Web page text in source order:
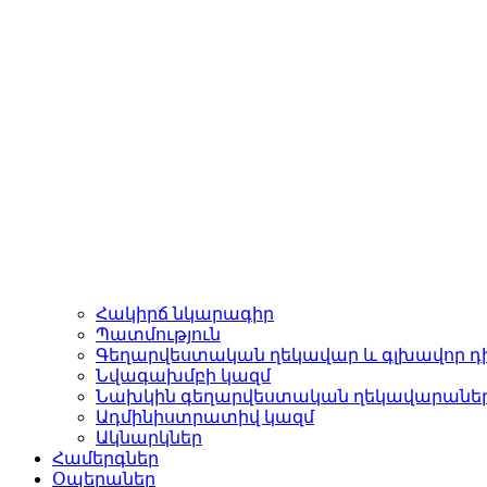
Հակիրճ նկարագիր
Պատմություն
Գեղարվեստական ղեկավար և գլխավոր
Նվագախմբի կազմ
Նախկին գեղարվեստական
Ադմինիստրատիվ կազմ
Ակնարկներ
Համերգներ
Օպերաներ